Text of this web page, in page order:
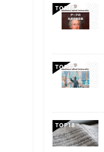
TOP
TOP
TOP